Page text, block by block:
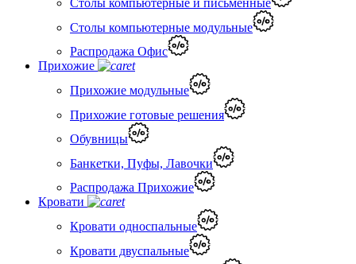
Столы компьютерные и письменные
Столы компьютерные модульные
Распродажа Офис
Прихожие
Прихожие модульные
Прихожие готовые решения
Обувницы
Банкетки, Пуфы, Лавочки
Распродажа Прихожие
Кровати
Кровати односпальные
Кровати двуспальные